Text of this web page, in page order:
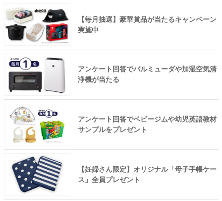
【毎月抽選】豪華賞品が当たるキャンペーン
実施中
アンケート回答でバルミューダや加湿空気清
浄機が当たる
アンケート回答でベビージムや幼児英語教材
サンプルをプレゼント
【妊婦さん限定】オリジナル「母子手帳ケー
ス」全員プレゼント